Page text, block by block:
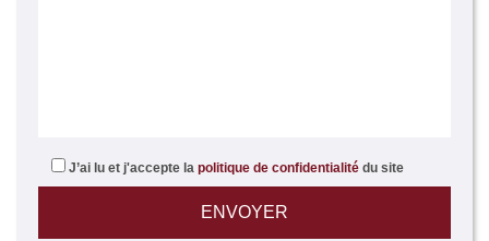
J’ai lu et j'accepte la politique de confidentialité du site